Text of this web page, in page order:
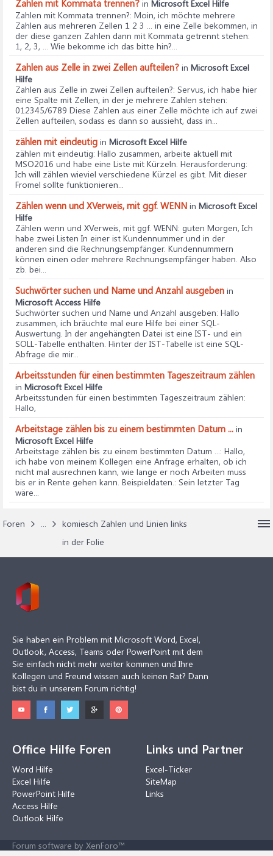
Zahlen mit Kommata trennen? in Microsoft Excel Hilfe
Zahlen mit Kommata trennen?: Moin, ich möchte mehrere
Zahlen aus mehreren Zellen 1 2 3 ... in eine Zelle bekommen, in
der diese ganzen Zahlen dann mit Kommata getrennt stehen:
1, 2, 3, ... Wie bekomme ich das bitte hin?...
Zahlen aus Zelle in zwei Zellen aufteilen? in Microsoft Excel
Hilfe
Zahlen aus Zelle in zwei Zellen aufteilen?: Servus, ich habe hier
eine Spalte mit Zellen, in der je mehrere Zahlen stehen:
012345/6789 Diese Zahlen aus einer Zelle möchte ich auf zwei
Zellen aufteilen, sodass es dann so aussieht, dass in...
zählen mit eindeutig in Microsoft Excel Hilfe
zählen mit eindeutig: Hallo zusammen, arbeite aktuell mit
MSO2016 und habe eine Liste mit Kürzeln. Herausforderung:
Ich will zählen wieviel verschiedene Kürzel es gibt. Mit dieser
Fromel sollte funktionieren...
Zählen wenn und XVerweis, mit ggf. WENN in Microsoft Excel
Hilfe
Zählen wenn und XVerweis, mit ggf. WENN: guten Morgen, Ich
habe zwei Listen In einer ist Kundennummer und in der
anderen sind die Rechnungsempfänger. Kundennummern
können einen oder mehrere Rechnungsempfänger haben. Also
zb. bei...
Suchwörter suchen und Name und Anzahl ausgeben in
Microsoft Access Hilfe
Suchwörter suchen und Name und Anzahl ausgeben: Hallo
zusammen, ich bräuchte mal eure Hilfe bei einer SQL-
Auswertung. In der angehängten Datei ist eine IST- und ein
SOLL-Tabelle enthalten. Hinter der IST-Tabelle ist eine SQL-
Abfrage die mir...
Arbeitsstunden für einen bestimmten Tageszeitraum zählen
in Microsoft Excel Hilfe
Arbeitsstunden für einen bestimmten Tageszeitraum zählen:
Hallo,
Arbeitstage zählen bis zu einem bestimmten Datum ... in
Microsoft Excel Hilfe
Arbeitstage zählen bis zu einem bestimmten Datum ...: Hallo,
ich habe von meinem Kollegen eine Anfrage erhalten, ob ich
nicht mal ausrechnen kann, wie lange er noch Arbeiten muss
bis er in Rente gehen kann. Beispieldaten.: Sein letzter Tag
wäre...
Foren ...
komiesch Zahlen und Linien links
in der Folie
Sie haben ein Problem mit Microsoft Word, Excel,
Outlook, Access, Teams oder PowerPoint mit dem
Sie einfach nicht mehr weiter kommen und Ihre
Kollegen und Freund wissen auch keinen Rat? Dann
bist du in unserem Forum richtig!
Office Hilfe Foren
Word Hilfe
Excel Hilfe
PowerPoint Hilfe
Access Hilfe
Outlook Hilfe
Links und Partner
Excel-Ticker
SiteMap
Links
Forum software by XenForo™